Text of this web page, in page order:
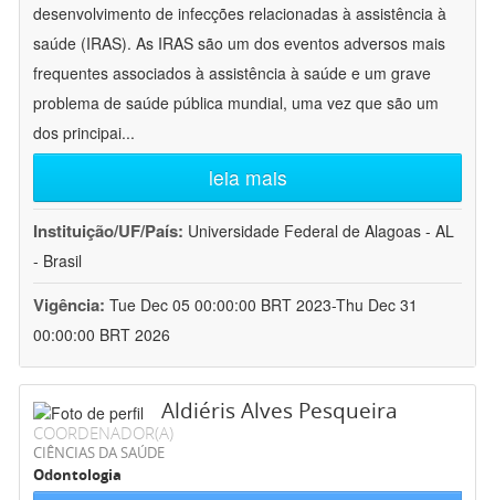
desenvolvimento de infecções relacionadas à assistência à
saúde (IRAS). As IRAS são um dos eventos adversos mais
frequentes associados à assistência à saúde e um grave
problema de saúde pública mundial, uma vez que são um
dos principai...
leia mais
Instituição/UF/País: Universidade Federal de Alagoas - AL
- Brasil
Vigência: Tue Dec 05 00:00:00 BRT 2023-Thu Dec 31
00:00:00 BRT 2026
Aldiéris Alves Pesqueira
COORDENADOR(A)
CIÊNCIAS DA SAÚDE
Odontologia